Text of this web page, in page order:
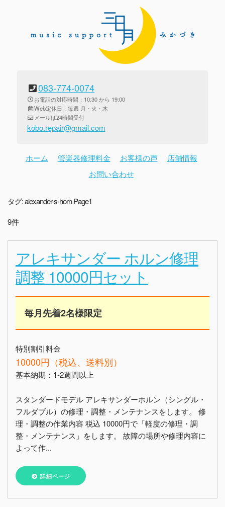
083-774-0074
お電話の対応時間：10:30 から 19:00
Web定休日：毎週 月・火・木
メールは24時間受付
kobo.repair@gmail.com
ホーム 管楽器修理料金 お客様の声
店舗情報
お問い合わせ
タグ:alexander-s-hornPage1
9件
アレキサンダー ホルン修理
調整 10000円セット
毎月先着2名様限定
特別割引料金
10000円（税込、送料別）
基本納期：1-2週間以上
スタンダードモデル アレキサンダーホルン（シングル・
フルダブル）の修理・調整・メンテナンスをします。 修
理・調整の作業内容 税込 10000円で「軽度の修理・調
整・メンテナンス」をします。 故障の場所や修理内容に
よって作...
詳細ページ